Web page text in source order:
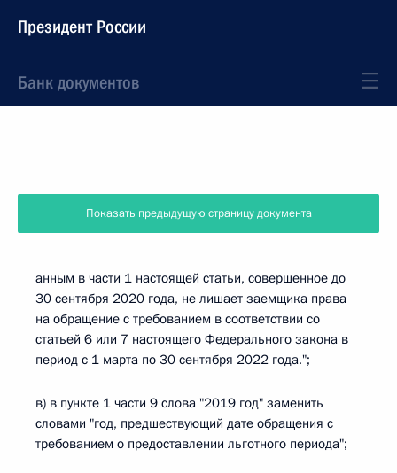
Президент России
Банк документов
Показать предыдущую страницу документа
анным в части 1 настоящей статьи, совершенное до
30 сентября 2020 года, не лишает заемщика права
на обращение с требованием в соответствии со
статьей 6 или 7 настоящего Федерального закона в
период с 1 марта по 30 сентября 2022 года.";
в) в пункте 1 части 9 слова "2019 год" заменить
словами "год, предшествующий дате обращения с
требованием о предоставлении льготного периода";